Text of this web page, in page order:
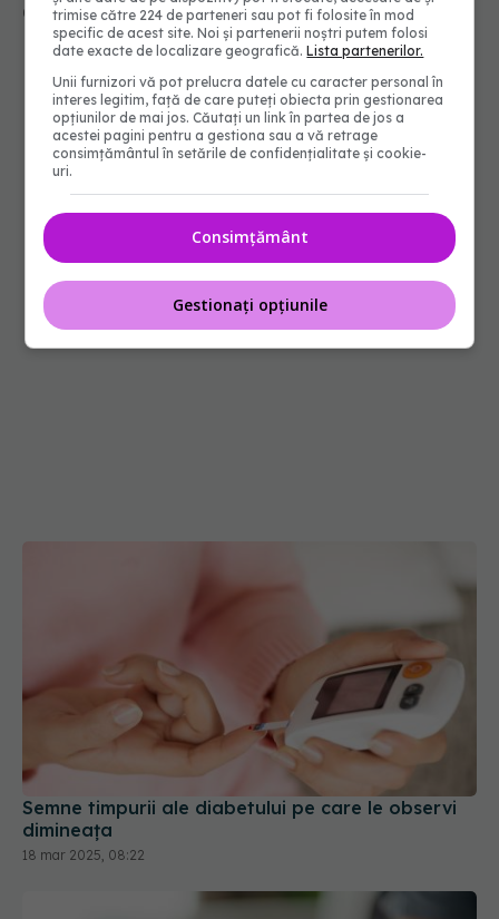
09 iun 2026, 16:00
Semne timpurii ale diabetului pe care le observi
dimineața
18 mar 2025, 08:22
trimise către 224 de parteneri sau pot fi folosite în mod
specific de acest site. Noi și partenerii noștri putem folosi
date exacte de localizare geografică.Lista partenerilor.
Unii furnizori vă pot prelucra datele cu caracter personal în
interes legitim, față de care puteți obiecta prin gestionarea
opțiunilor de mai jos. Căutați un link în partea de jos a
acestei pagini pentru a gestiona sau a vă retrage
consimțământul în setările de confidențialitate și cookie-
uri.
Consimțământ
Gestionați opțiunile